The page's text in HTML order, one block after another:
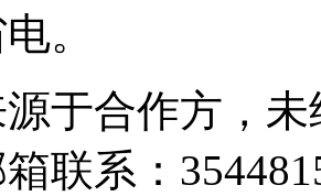
。
于合作方，
联系：